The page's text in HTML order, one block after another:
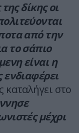
δίκης οι
από την
το σάπιο
είναι η
ενδιαφέρει
καταλήγει στο
μέχρι